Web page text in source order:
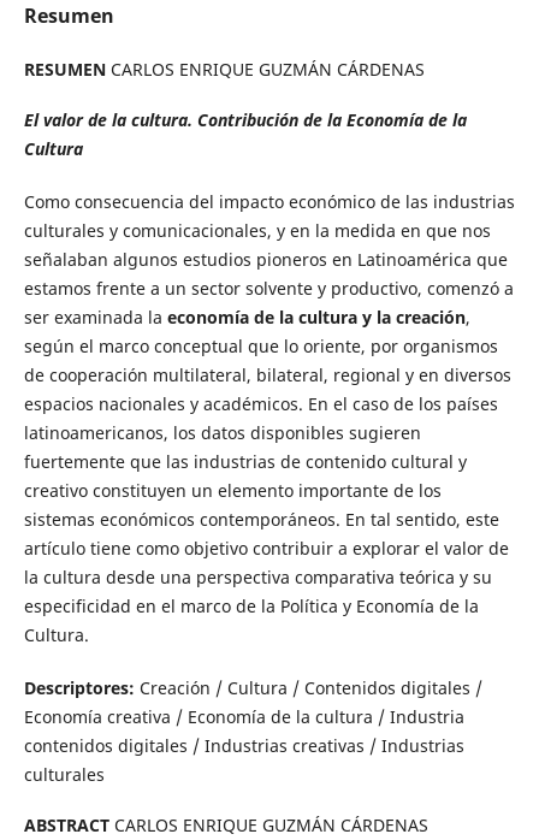
Resumen
RESUMEN CARLOS ENRIQUE GUZMÁN CÁRDENAS
El valor de la cultura. Contribución de la Economía de la
Cultura
Como consecuencia del impacto económico de las industrias
culturales y comunicacionales, y en la medida en que nos
señalaban algunos estudios pioneros en Latinoamérica que
estamos frente a un sector solvente y productivo, comenzó a
ser examinada la economía de la cultura y la creación,
según el marco conceptual que lo oriente, por organismos
de cooperación multilateral, bilateral, regional y en diversos
espacios nacionales y académicos. En el caso de los países
latinoamericanos, los datos disponibles sugieren
fuertemente que las industrias de contenido cultural y
creativo constituyen un elemento importante de los
sistemas económicos contemporáneos. En tal sentido, este
artículo tiene como objetivo contribuir a explorar el valor de
la cultura desde una perspectiva comparativa teórica y su
especificidad en el marco de la Política y Economía de la
Cultura.
Descriptores: Creación / Cultura / Contenidos digitales /
Economía creativa / Economía de la cultura / Industria
contenidos digitales / Industrias creativas / Industrias
culturales
ABSTRACT CARLOS ENRIQUE GUZMÁN CÁRDENAS